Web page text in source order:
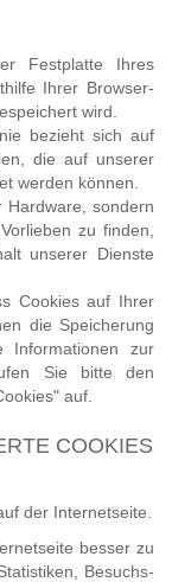
Festplatte Ihres
Ihrer Browser-
wird.
bezieht sich auf
die auf unserer
werden können.
Hardware, sondern
zu finden,
unserer Dienste
Cookies auf Ihrer
die Speicherung
Informationen zur
Sie bitte den
auf.
COOKIES
der Internetseite.
besser zu
Besuchs-